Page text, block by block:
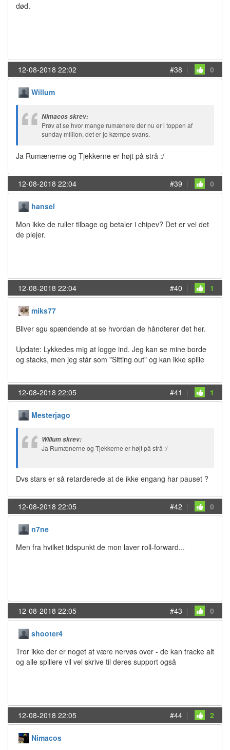
død.
12-08-2018 22:02 #38 | 0
Willum
Nimacos skrev:
Prøv at se hvor mange rumænere der nu er i toppen af
sunday million, det er jo kæmpe svans.
Ja Rumænerne og Tjekkerne er højt på strå :/
12-08-2018 22:04 #39 | 0
hansel
Mon ikke de ruller tilbage og betaler i chipev? Det er vel det
de plejer.
12-08-2018 22:04 #40 | 1
miks77
Bliver sgu spændende at se hvordan de håndterer det her.
Update: Lykkedes mig at logge ind. Jeg kan se mine borde
og stacks, men jeg står som "Sitting out" og kan ikke spille
12-08-2018 22:05 #41 | 1
Mesterjago
Willum skrev:
Ja Rumænerne og Tjekkerne er højt på strå :/
Dvs stars er så retarderede at de ikke engang har pauset ?
12-08-2018 22:05 #42 | 0
n7ne
Men fra hvilket tidspunkt de mon laver roll-forward...
12-08-2018 22:05 #43 | 0
shooter4
Tror ikke der er noget at være nervøs over - de kan tracke alt
og alle spillere vil vel skrive til deres support også
12-08-2018 22:05 #44 | 2
Nimacos